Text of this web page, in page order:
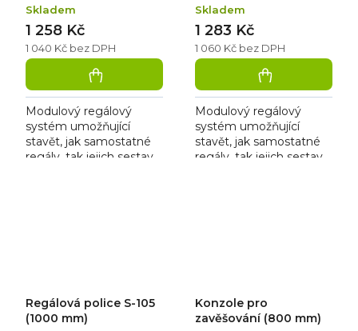
Skladem
1 040 Kč bez DPH
1 258 Kč
Modulový regálový
systém umožňující
stavět, jak samostatné
regály, tak jejich sestavy
Skladem
1 060 Kč bez DPH
1 283 Kč
Modulový regálový
systém umožňující
stavět, jak samostatné
regály, tak jejich sestavy
Regálová police S-105
(1000 mm)
Konzole pro
zavěšování (800 mm)